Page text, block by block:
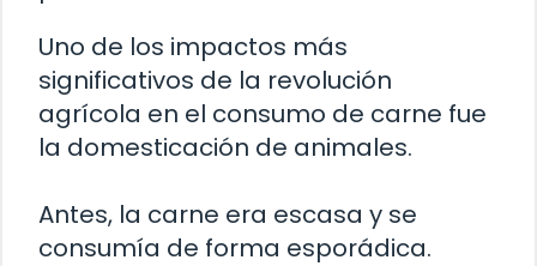
Uno de los impactos más
significativos de la revolución
agrícola en el consumo de carne fue
la domesticación de animales.
Antes, la carne era escasa y se
consumía de forma esporádica.